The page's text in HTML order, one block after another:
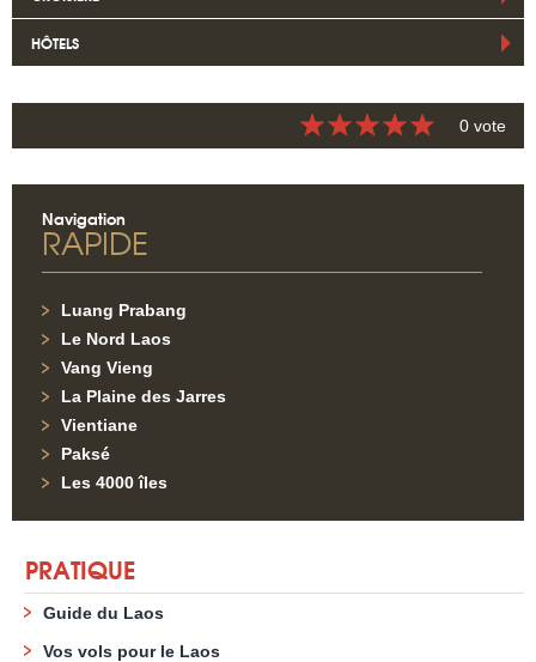
HÔTELS
0 vote
Navigation
RAPIDE
Luang Prabang
Le Nord Laos
Vang Vieng
La Plaine des Jarres
Vientiane
Paksé
Les 4000 îles
PRATIQUE
Guide du Laos
Vos vols pour le Laos